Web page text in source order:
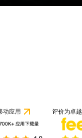
动应用 评价为卓越
评论